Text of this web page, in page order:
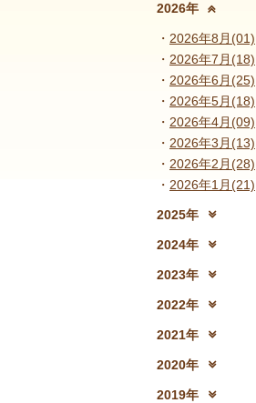
2026年
2026年8月(01)
2026年7月(18)
2026年6月(25)
2026年5月(18)
2026年4月(09)
2026年3月(13)
2026年2月(28)
2026年1月(21)
2025年
2025年12月(15)
2024年
2024年12月(18)
2023年
2023年12月(19)
2022年
2022年12月(13)
2021年
2021年12月(08)
2020年
2020年12月(10)
2019年